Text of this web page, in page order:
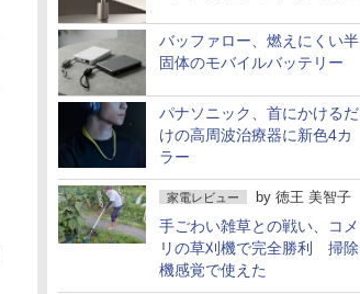
バッファロー、燃えにくい半
固体のモバイルバッテリー
パナソニック、首にかけるだ
けの高周波治療器に新色4カ
ラー
家電レビュー by 徳王 美智子
手ごわい雑草との戦い、コメ
リの草刈機で完全勝利 掃除
機感覚で使えた